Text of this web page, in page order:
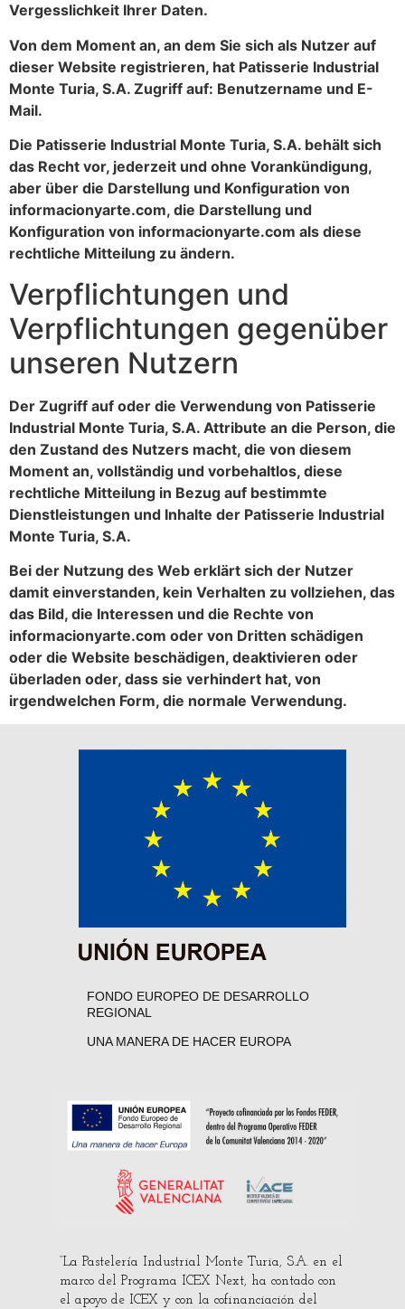
Vergesslichkeit Ihrer Daten.
Von dem Moment an, an dem Sie sich als Nutzer auf
dieser Website registrieren, hat Patisserie Industrial
Monte Turia, S.A. Zugriff auf: Benutzername und E-
Mail.
Die Patisserie Industrial Monte Turia, S.A. behält sich
das Recht vor, jederzeit und ohne Vorankündigung,
aber über die Darstellung und Konfiguration von
informacionyarte.com, die Darstellung und
Konfiguration von informacionyarte.com als diese
rechtliche Mitteilung zu ändern.
Verpflichtungen und
Verpflichtungen gegenüber
unseren Nutzern
Der Zugriff auf oder die Verwendung von Patisserie
Industrial Monte Turia, S.A. Attribute an die Person, die
den Zustand des Nutzers macht, die von diesem
Moment an, vollständig und vorbehaltlos, diese
rechtliche Mitteilung in Bezug auf bestimmte
Dienstleistungen und Inhalte der Patisserie Industrial
Monte Turia, S.A.
Bei der Nutzung des Web erklärt sich der Nutzer
damit einverstanden, kein Verhalten zu vollziehen, das
das Bild, die Interessen und die Rechte von
informacionyarte.com oder von Dritten schädigen
oder die Website beschädigen, deaktivieren oder
überladen oder, dass sie verhindert hat, von
irgendwelchen Form, die normale Verwendung.
FONDO EUROPEO DE DESARROLLO
REGIONAL
UNA MANERA DE HACER EUROPA
“La Pastelería Industrial Monte Turia, S.A. en el
marco del Programa ICEX Next, ha contado con
el apoyo de ICEX y con la cofinanciación del